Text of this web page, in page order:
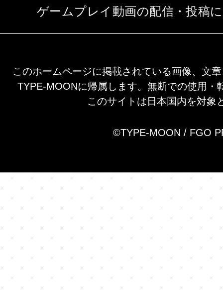
ゲームプレイ動画の配信・投稿
このホームページに掲載されている画像、文
TYPE-MOONに帰属します。無断での使用・
このサイトは日本国内を対象
©TYPE-MOON / FGO